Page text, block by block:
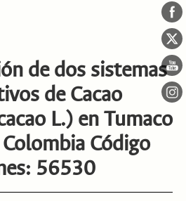
de dos sistemas
de Cacao
L.) en Tumaco
Código
56530